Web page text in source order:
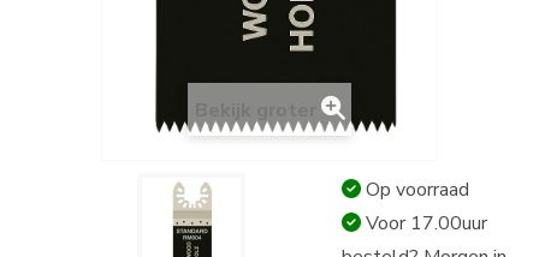
Op voorraad
Voor 17.00uur